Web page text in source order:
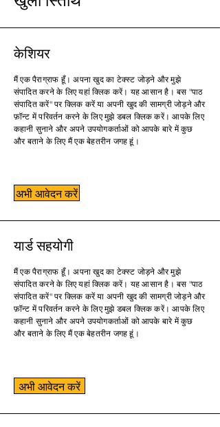
केशियर
मैं एक पैराग्राफ हूँ। अपना खुद का टेक्स्ट जोड़ने और मुझे
संपादित करने के लिए यहां क्लिक करें। यह आसान है। बस "पाठ
संपादित करें" पर क्लिक करें या अपनी खुद की सामग्री जोड़ने और
फ़ॉन्ट में परिवर्तन करने के लिए मुझे डबल क्लिक करें। आपके लिए
कहानी सुनाने और अपने उपयोगकर्ताओं को आपके बारे में कुछ
और बताने के लिए मैं एक बेहतरीन जगह हूं।
अभी आवेदन करें
यार्ड सहयोगी
मैं एक पैराग्राफ हूँ। अपना खुद का टेक्स्ट जोड़ने और मुझे
संपादित करने के लिए यहां क्लिक करें। यह आसान है। बस "पाठ
संपादित करें" पर क्लिक करें या अपनी खुद की सामग्री जोड़ने और
फ़ॉन्ट में परिवर्तन करने के लिए मुझे डबल क्लिक करें। आपके लिए
कहानी सुनाने और अपने उपयोगकर्ताओं को आपके बारे में कुछ
और बताने के लिए मैं एक बेहतरीन जगह हूं।
अभी आवेदन करें